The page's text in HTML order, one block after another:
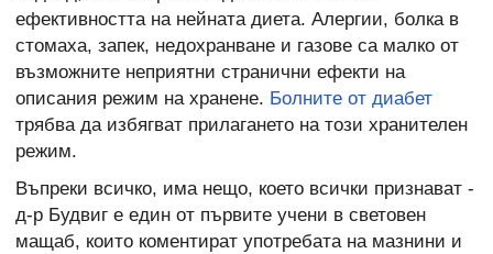
ефективността на нейната диета. Алергии, болка в
стомаха, запек, недохранване и газове са малко от
възможните неприятни странични ефекти на
описания режим на хранене. Болните от диабет
трябва да избягват прилагането на този хранителен
режим.
Въпреки всичко, има нещо, което всички признават -
д-р Будвиг е един от първите учени в световен
мащаб, които коментират употребата на мазнини и